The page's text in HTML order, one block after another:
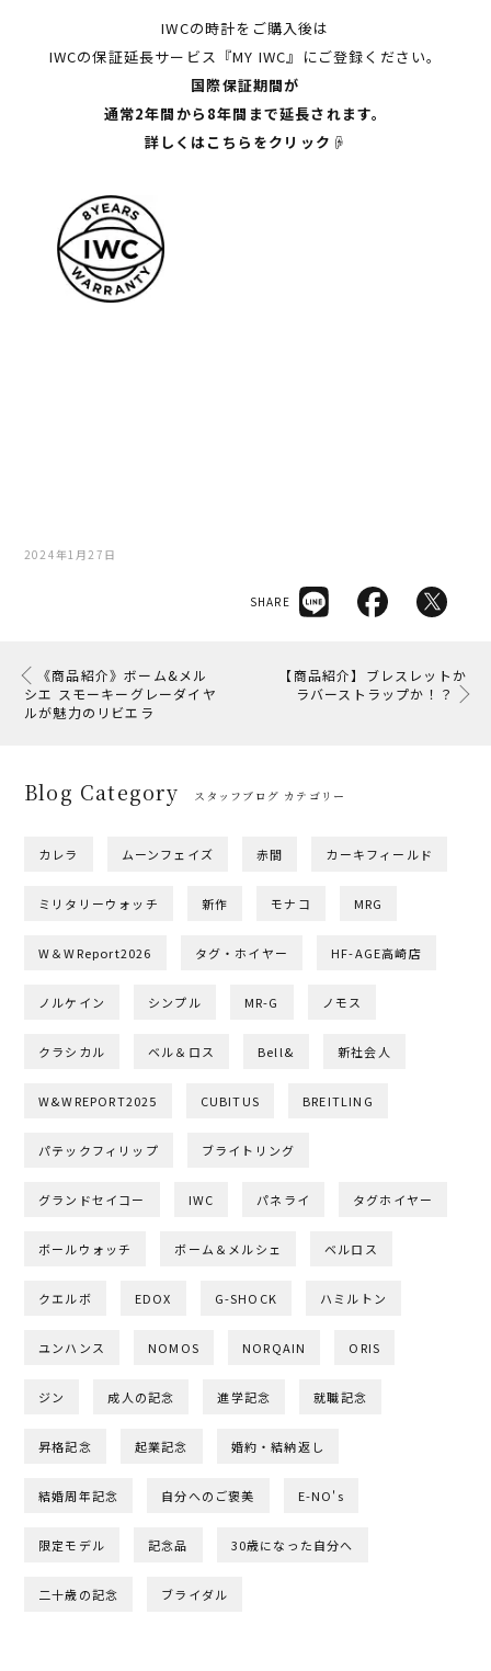
IWCの時計をご購入後は
IWCの保証延長サービス『MY IWC』にご登録ください。
国際保証期間が
通常2年間から8年間まで延長されます。
詳しくはこちらをクリック☟
2024年1月27日
SHARE
《商品紹介》ボーム&メル
シエ スモーキーグレーダイヤ
ルが魅力のリビエラ
【商品紹介】ブレスレットか
ラバーストラップか！？
Blog Category スタッフブログ カテゴリー
カレラ ムーンフェイズ 赤間 カーキフィールド
ミリタリーウォッチ 新作 モナコ MRG
W＆WReport2026 タグ・ホイヤー HF-AGE高崎店
ノルケイン シンプル MR-G ノモス
クラシカル ベル＆ロス Bell& 新社会人
W&WREPORT2025 CUBITUS BREITLING
パテックフィリップ ブライトリング
グランドセイコー IWC パネライ タグホイヤー
ボールウォッチ ボーム＆メルシェ ベルロス
クエルボ EDOX G-SHOCK ハミルトン
ユンハンス NOMOS NORQAIN ORIS
ジン 成人の記念 進学記念 就職記念
昇格記念 起業記念 婚約・結納返し
結婚周年記念 自分へのご褒美 E-NO's
限定モデル 記念品 30歳になった自分へ
二十歳の記念 ブライダル